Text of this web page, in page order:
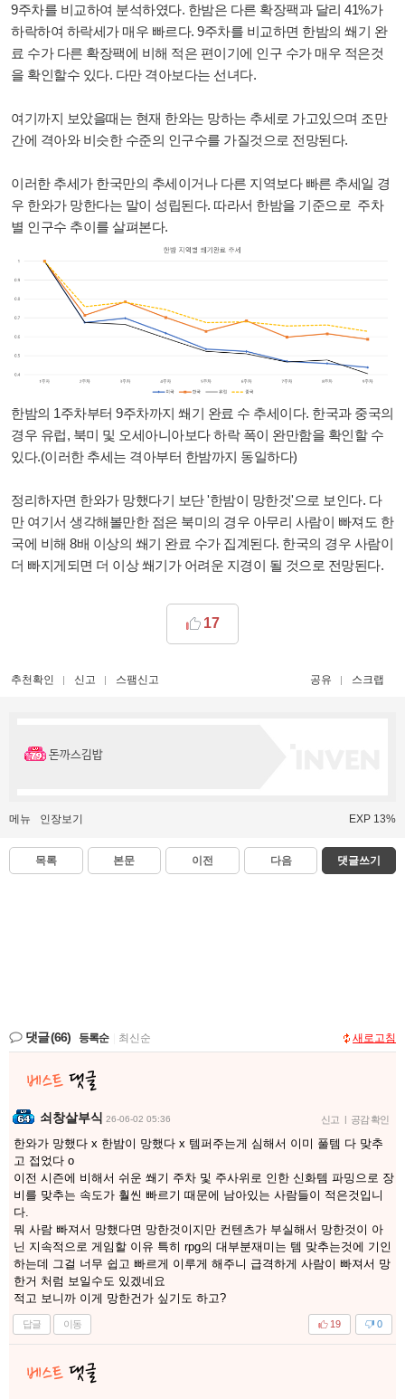
9주차를 비교하여 분석하였다. 한밤은 다른 확장팩과 달리 41%가
하락하여 하락세가 매우 빠르다. 9주차를 비교하면 한밤의 쐐기 완
료 수가 다른 확장팩에 비해 적은 편이기에 인구 수가 매우 적은것
을 확인할수 있다. 다만 격아보다는 선녀다.
여기까지 보았을때는 현재 한와는 망하는 추세로 가고있으며 조만
간에 격아와 비슷한 수준의 인구수를 가질것으로 전망된다.
이러한 추세가 한국만의 추세이거나 다른 지역보다 빠른 추세일 경
우 한와가 망한다는 말이 성립된다. 따라서 한밤을 기준으로 주차
별 인구수 추이를 살펴본다.
한밤의 1주차부터 9주차까지 쐐기 완료 수 추세이다. 한국과 중국의
경우 유럽, 북미 및 오세아니아보다 하락 폭이 완만함을 확인할 수
있다.(이러한 추세는 격아부터 한밤까지 동일하다)
정리하자면 한와가 망했다기 보단 '한밤이 망한것'으로 보인다. 다
만 여기서 생각해볼만한 점은 북미의 경우 아무리 사람이 빠져도 한
국에 비해 8배 이상의 쐐기 완료 수가 집계된다. 한국의 경우 사람이
더 빠지게되면 더 이상 쐐기가 어려운 지경이 될 것으로 전망된다.
17
추천확인 신고 스팸신고 공유 스크랩
돈까스김밥
메뉴 인장보기 EXP 13%
목록 본문 이전 다음 댓글쓰기
댓글(66) 등록순 최신순 새로고침
쇠창살부식 26-06-02 05:36 신고 | 공감 확인
한와가 망했다 x 한밤이 망했다 x 템퍼주는게 심해서 이미 풀템 다 맞추
고 접었다 o
이전 시즌에 비해서 쉬운 쐐기 주차 및 주사위로 인한 신화템 파밍으로 장
비를 맞추는 속도가 훨씬 빠르기 때문에 남아있는 사람들이 적은것입니
다.
뭐 사람 빠져서 망했다면 망한것이지만 컨텐츠가 부실해서 망한것이 아
닌 지속적으로 게임할 이유 특히 rpg의 대부분재미는 템 맞추는것에 기인
하는데 그걸 너무 쉽고 빠르게 이루게 해주니 급격하게 사람이 빠져서 망
한거 처럼 보일수도 있겠네요
적고 보니까 이게 망한건가 싶기도 하고?
답글 이동 0
19